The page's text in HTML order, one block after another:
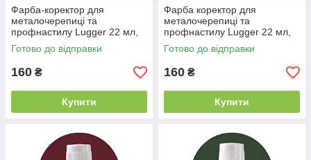
Фарба-коректор для
металочерепиці та
профнастилу Lugger 22 мл,
RAL 8019 темно-коричневий
Готово до відправки
160 ₴
Купити
Фарба коректор для
металочерепиці та
профнастилу Lugger 22 мл,
RAL 8017 коричнева
Готово до відправки
160 ₴
Купити